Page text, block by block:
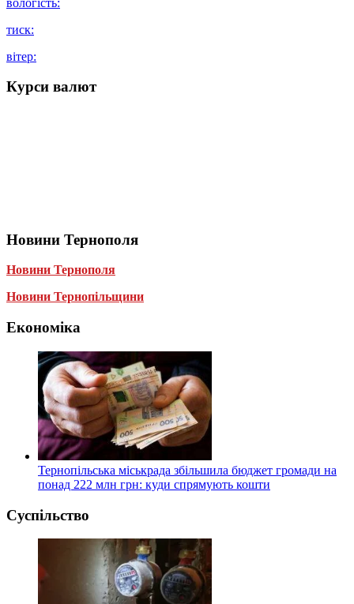
тиск:
вітер:
Курси валют
Новини Тернополя
Новини Тернополя
Новини Тернопільщини
Економіка
Тернопільська міськрада збільшила бюджет громади на
понад 222 млн грн: куди спрямують кошти
Суспільство